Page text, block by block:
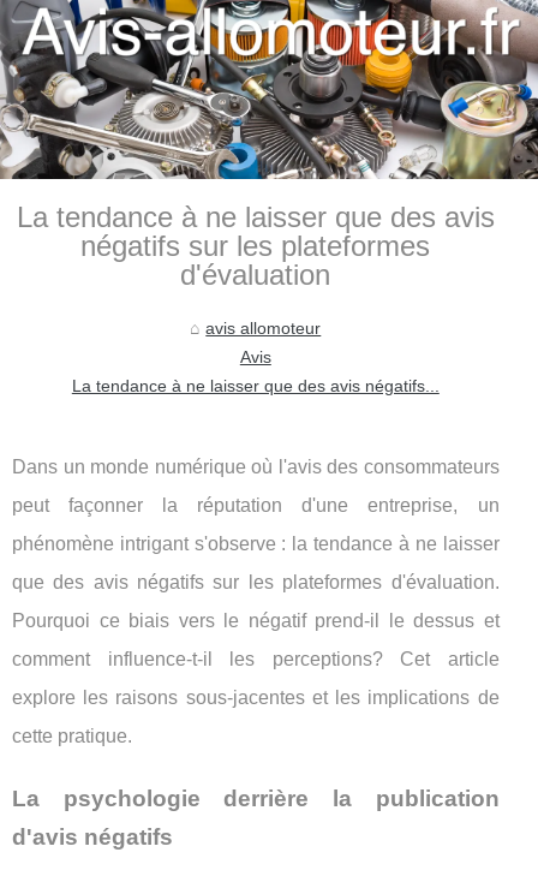
La tendance à ne laisser que des avis
négatifs sur les plateformes
d'évaluation
avis allomoteur
Avis
La tendance à ne laisser que des avis négatifs...
Dans un monde numérique où l'avis des consommateurs
peut façonner la réputation d'une entreprise, un
phénomène intrigant s'observe : la tendance à ne laisser
que des avis négatifs sur les plateformes d'évaluation.
Pourquoi ce biais vers le négatif prend-il le dessus et
comment influence-t-il les perceptions? Cet article
explore les raisons sous-jacentes et les implications de
cette pratique.
La psychologie derrière la publication
d'avis négatifs